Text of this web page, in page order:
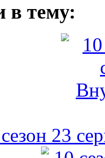
в тему:
23